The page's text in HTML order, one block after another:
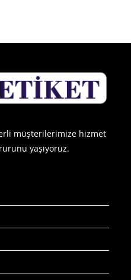
müşterilerimize hizmet
yaşıyoruz.